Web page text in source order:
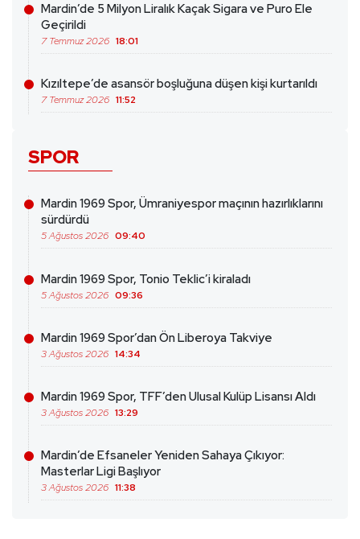
Mardin’de 5 Milyon Liralık Kaçak Sigara ve Puro Ele
Geçirildi
7 Temmuz 2026 18:01
Kızıltepe’de asansör boşluğuna düşen kişi kurtarıldı
7 Temmuz 2026 11:52
SPOR
Mardin 1969 Spor, Ümraniyespor maçının hazırlıklarını
sürdürdü
5 Ağustos 2026 09:40
Mardin 1969 Spor, Tonio Teklic’i kiraladı
5 Ağustos 2026 09:36
Mardin 1969 Spor’dan Ön Liberoya Takviye
3 Ağustos 2026 14:34
Mardin 1969 Spor, TFF’den Ulusal Kulüp Lisansı Aldı
3 Ağustos 2026 13:29
Mardin’de Efsaneler Yeniden Sahaya Çıkıyor:
Masterlar Ligi Başlıyor
3 Ağustos 2026 11:38